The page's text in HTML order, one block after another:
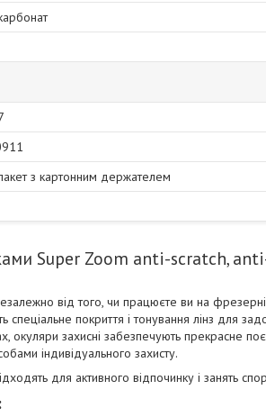
з картонним держателем
Super Zoom anti-scratch,
від того, чи працюєте ви на
покриття і тонування лінз для
окуляри захисні забезпечують прекрасне
індивідуального захисту.
для активного відпочинку і занять